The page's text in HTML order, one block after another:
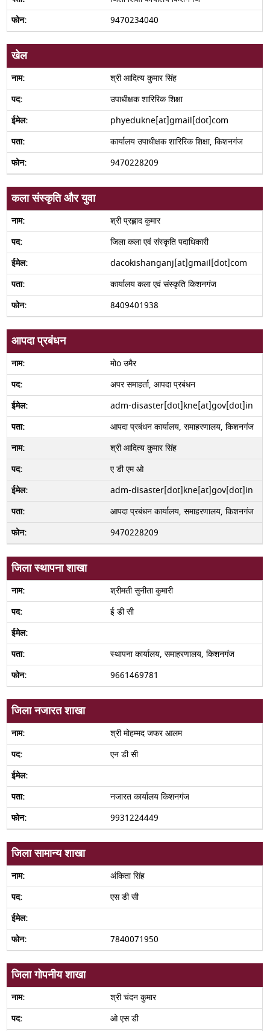
9470234040
खेल
श्री आदित्य कुमार सिंह
उपाधीक्षक शारिरिक शिक्षा
phyedukne[at]gmail[dot]com
कार्यालय उपाधीक्षक शारिरिक शिक्षा, किशनगंज
9470228209
कला संस्कृति और युवा
श्री प्रह्लाद कुमार
जिला कला एवं संस्कृति पदाधिकारी
dacokishanganj[at]gmail[dot]com
कार्यालय कला एवं संस्कृति किशनगंज
8409401938
आपदा प्रबंधन
मोo उमैर
अपर समाहर्ता, आपदा प्रबंधन
adm-disaster[dot]kne[at]gov[dot]in
आपदा प्रबंधन कार्यालय, समाहरणालय, किशनगंज
श्री आदित्य कुमार सिंह
ए डी एम ओ
adm-disaster[dot]kne[at]gov[dot]in
आपदा प्रबंधन कार्यालय, समाहरणालय, किशनगंज
9470228209
जिला स्थापना शाखा
श्रीमती सुनीता कुमारी
ई डी सी
स्थापना कार्यालय, समाहरणालय, किशनगंज
9661469781
जिला नजारत शाखा
श्री मोहम्मद जफर आलम
एन डी सी
नजारत कार्यालय किशनगंज
9931224449
जिला सामान्य शाखा
अंकिता सिंह
एस डी सी
7840071950
जिला गोपनीय शाखा
श्री चंदन कुमार
ओ एस डी